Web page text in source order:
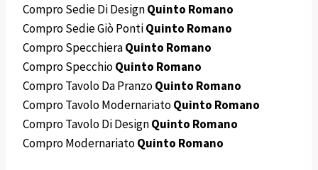
Compro Sedie Di DesignQuinto Romano
Compro Sedie Giò PontiQuinto Romano
Compro SpecchieraQuinto Romano
Compro SpecchioQuinto Romano
Compro Tavolo Da PranzoQuinto Romano
Compro Tavolo ModernariatoQuinto Romano
Compro Tavolo Di DesignQuinto Romano
Compro ModernariatoQuinto Romano